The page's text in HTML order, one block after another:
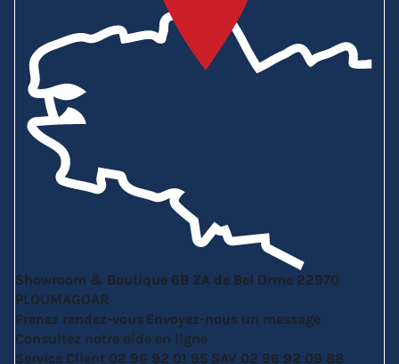
Showroom & Boutique 6B ZA de Bel Orme 22970
PLOUMAGOAR
Prenez rendez-vous Envoyez-nous un message
Consultez notre aide en ligne
Service Client 02 96 92 01 95 SAV 02 96 92 09 88